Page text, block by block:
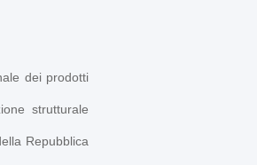
dei prodotti
strutturale
Repubblica